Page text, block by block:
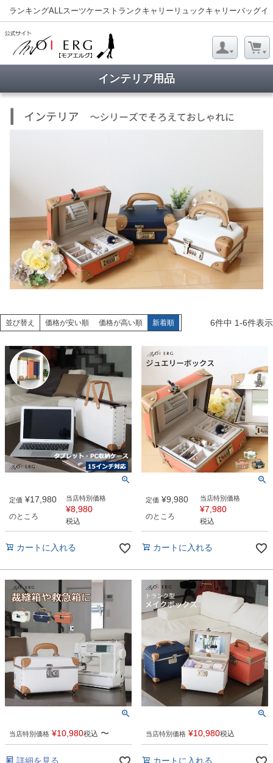
ランキングALLスーツケース トランクキャリー リュックキャリーバッグイ
インテリア用品
並び替え 価格が安い順 価格が高い順 新着順 6件中 1-6件表示
定価 ¥17,980
のところ
当店特別価格
¥8,980
税込
カートに入れる
定価 ¥9,980
のところ
当店特別価格
¥7,980
税込
カートに入れる
当店特別価格 ¥10,980税込 〜
詳細を見る
当店特別価格 ¥10,980税込
カートに入れる